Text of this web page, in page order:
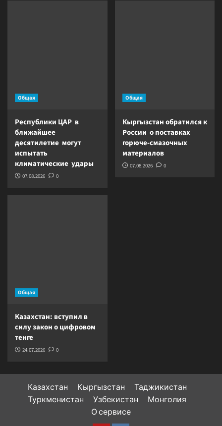
Общая
Республики ЦАР в
ближайшее
десятилетие могут
испытать
климатические удары
07.08.2026 0
Общая
Кыргызстан обратился к
России о поставках
горюче-смазочных
материалов
07.08.2026 0
Общая
Казахстан: вступил в
силу закон о цифровом
тенге
24.07.2026 0
Казахстан Кыргызстан
Таджикистан
Туркменистан
Узбекистан
Монголия
О сервисе